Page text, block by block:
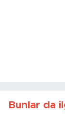
Bunlar da